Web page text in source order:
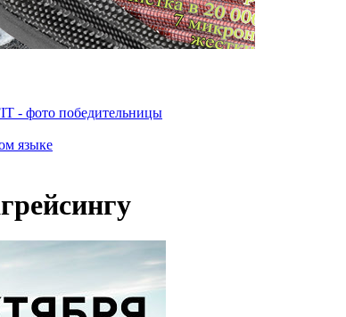
- фото победительницы
языке